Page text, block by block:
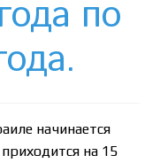
по
начинается
на 15